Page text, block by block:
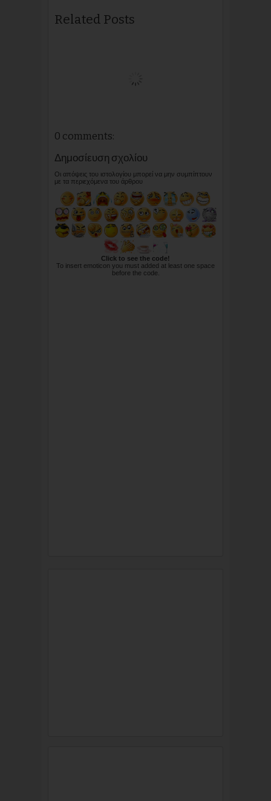
Related Posts
0 comments:
Δημοσίευση σχολίου
Οι απόψεις του ιστολογίου μπορεί να μην συμπίπτουν
με τα περιεχόμενα του άρθρου
Click to see the code!
To insert emoticon you must added at least one space
before the code.